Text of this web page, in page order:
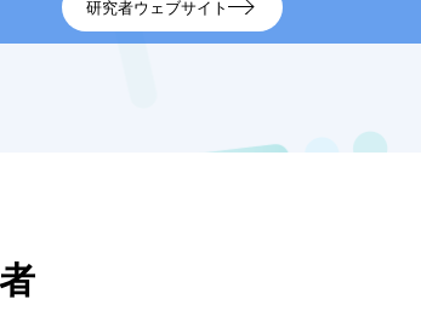
研究者ウェブサイト